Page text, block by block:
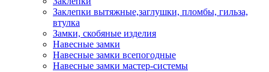
Заклепки вытяжные,заглушки, пломбы, гильза,
втулка
Замки, скобяные изделия
Навесные замки
Навесные замки всепогодные
Навесные замки мастер-системы